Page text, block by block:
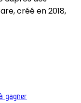
créé en 2018,
gagner